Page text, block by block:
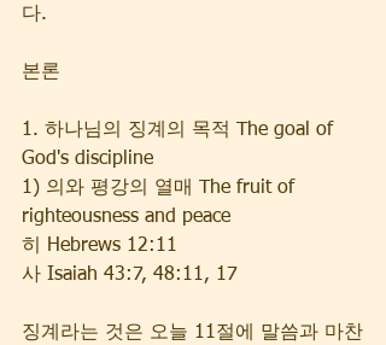
다.
본론
1. 하나님의 징계의 목적 The goal of
God's discipline
1) 의와 평강의 열매 The fruit of
righteousness and peace
히 Hebrews 12:11
사 Isaiah 43:7, 48:11, 17
징계라는 것은 오늘 11절에 말씀과 마찬